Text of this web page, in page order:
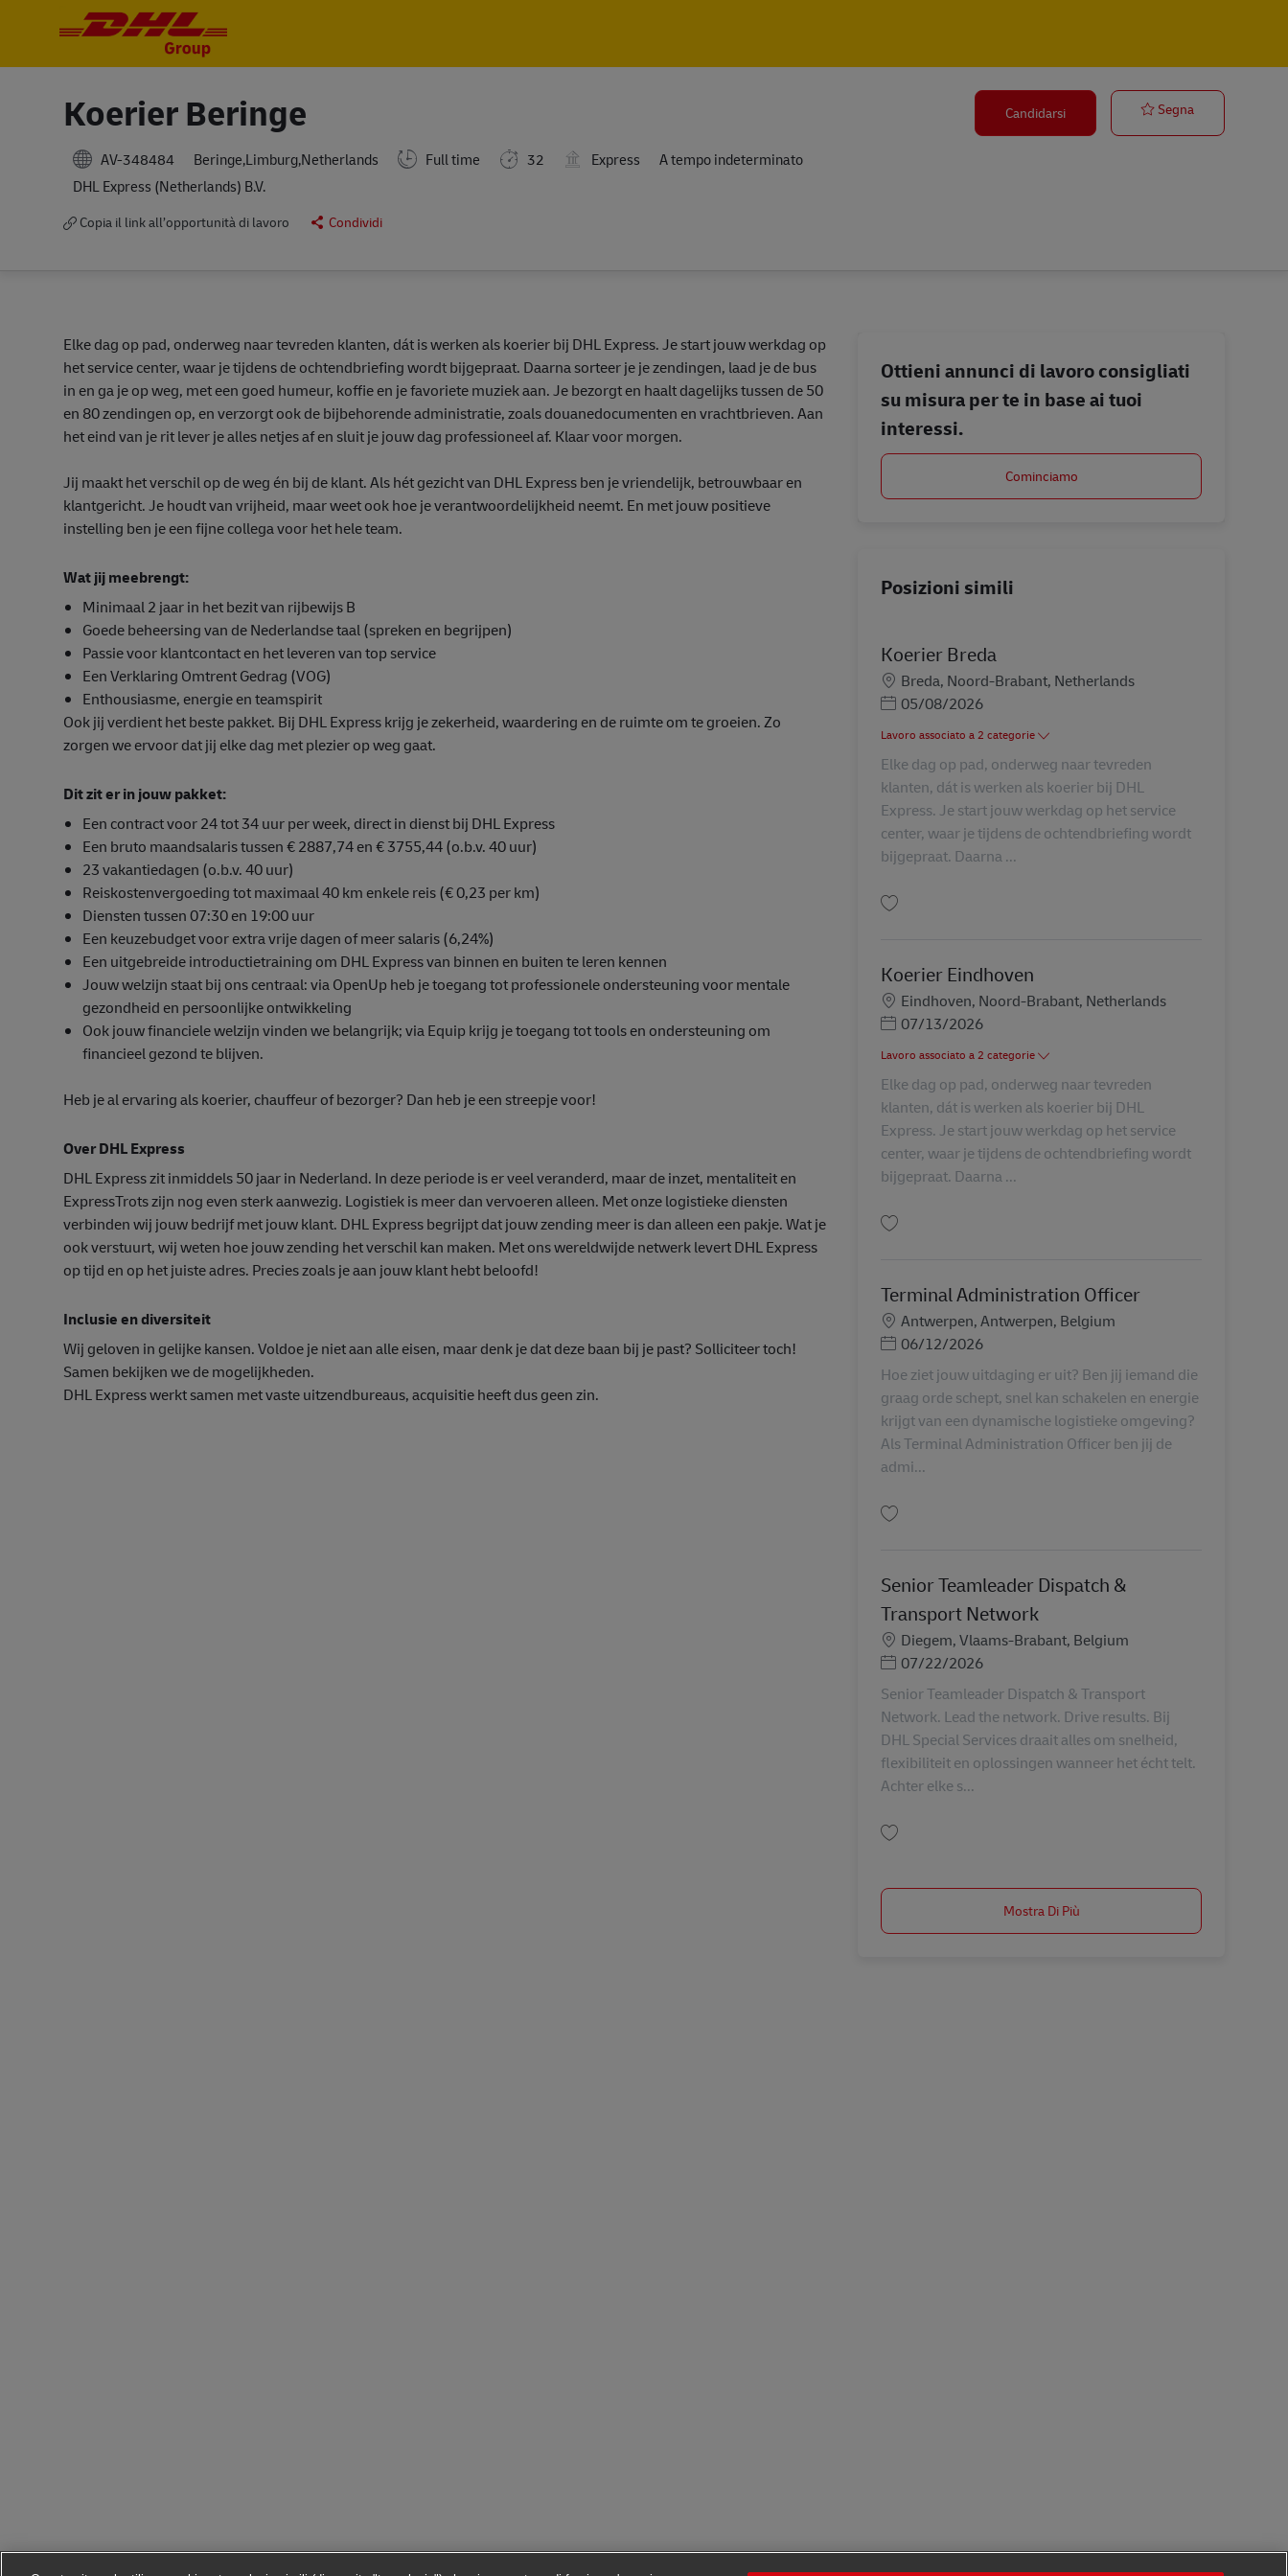
Koerier Beringe
AV-348484 Beringe,Limburg,Netherlands Full time 32 Express
A tempo indeterminato
DHL Express (Netherlands) B.V.
Copia il link all’opportunità di lavoro Condividi
Candidarsi SegnaKoerier
Elke dag op pad, onderweg naar tevreden klanten, dát is werken als koerier bij DHL Express. Je start jouw werkdag op
het service center, waar je tijdens de ochtendbriefing wordt bijgepraat. Daarna sorteer je je zendingen, laad je de bus
in en ga je op weg, met een goed humeur, koffie en je favoriete muziek aan. Je bezorgt en haalt dagelijks tussen de 50
en 80 zendingen op, en verzorgt ook de bijbehorende administratie, zoals douanedocumenten en vrachtbrieven. Aan
het eind van je rit lever je alles netjes af en sluit je jouw dag professioneel af. Klaar voor morgen.
Jij maakt het verschil op de weg én bij de klant. Als hét gezicht van DHL Express ben je vriendelijk, betrouwbaar en
klantgericht. Je houdt van vrijheid, maar weet ook hoe je verantwoordelijkheid neemt. En met jouw positieve
instelling ben je een fijne collega voor het hele team.
Wat jij meebrengt:
Minimaal 2 jaar in het bezit van rijbewijs B
Goede beheersing van de Nederlandse taal (spreken en begrijpen)
Passie voor klantcontact en het leveren van top service
Een Verklaring Omtrent Gedrag (VOG)
Enthousiasme, energie en teamspirit
Ook jij verdient het beste pakket. Bij DHL Express krijg je zekerheid, waardering en de ruimte om te groeien. Zo
zorgen we ervoor dat jij elke dag met plezier op weg gaat.
Dit zit er in jouw pakket:
Een contract voor 24 tot 34 uur per week, direct in dienst bij DHL Express
Een bruto maandsalaris tussen€ 2887,74 en € 3755,44(o.b.v. 40 uur)
23 vakantiedagen (o.b.v. 40 uur)
Reiskostenvergoeding tot maximaal 40 km enkele reis (€ 0,23 per km)
Diensten tussen 07:30 en 19:00 uur
Een keuzebudget voor extra vrije dagen of meer salaris (6,24%)
Een uitgebreide introductietraining om DHL Express van binnen en buiten te leren kennen
Jouw welzijn staat bij ons centraal: via OpenUp heb je toegang tot professionele ondersteuning voor mentale
gezondheid en persoonlijke ontwikkeling
Ook jouw financiele welzijn vinden we belangrijk; via Equip krijg je toegang tot tools en ondersteuning om
financieel gezond te blijven.
Heb je al ervaring als koerier, chauffeur of bezorger? Dan heb je een streepje voor!
Over DHL Express
DHL Express zit inmiddels 50 jaar in Nederland. In deze periode is er veel veranderd, maar de inzet, mentaliteit en
ExpressTrots zijn nog even sterk aanwezig. Logistiek is meer dan vervoeren alleen. Met onze logistieke diensten
verbinden wij jouw bedrijf met jouw klant. DHL Express begrijpt dat jouw zending meer is dan alleen een pakje. Wat je
ook verstuurt, wij weten hoe jouw zending het verschil kan maken. Met ons wereldwijde netwerk levert DHL Express
op tijd en op het juiste adres. Precies zoals je aan jouw klant hebt beloofd!
Inclusie en diversiteit
Wij geloven in gelijke kansen. Voldoe je niet aan alle eisen, maar denk je dat deze baan bij je past? Solliciteer toch!
Samen bekijken we de mogelijkheden.
DHL Express werkt samen met vaste uitzendbureaus, acquisitie heeft dus geen zin.
Ottieni annunci di lavoro consigliati
su misura per te in base ai tuoi
interessi.
Cominciamo
Posizioni simili
Koerier Breda
SedeBreda, Noord-Brabant, Netherlands
Posted Date
05/08/2026
Lavoro associato a 2 categorie
Elke dag op pad, onderweg naar tevreden
klanten, dát is werken als koerier bij DHL
Express. Je start jouw werkdag op het service
center, waar je tijdens de ochtendbriefing wordt
bijgepraat. Daarna ...
Koerier Eindhoven
SedeEindhoven, Noord-Brabant, Netherlands
Posted Date
07/13/2026
Lavoro associato a 2 categorie
Elke dag op pad, onderweg naar tevreden
klanten, dát is werken als koerier bij DHL
Express. Je start jouw werkdag op het service
center, waar je tijdens de ochtendbriefing wordt
bijgepraat. Daarna ...
Terminal Administration Officer
SedeAntwerpen, Antwerpen, Belgium
Posted Date
06/12/2026
Hoe ziet jouw uitdaging er uit? Ben jij iemand die
graag orde schept, snel kan schakelen en energie
krijgt van een dynamische logistieke omgeving?
Als Terminal Administration Officer ben jij de
admi...
Senior Teamleader Dispatch &
Transport Network
SedeDiegem, Vlaams-Brabant, Belgium
Posted Date
07/22/2026
Senior Teamleader Dispatch & Transport
Network. Lead the network. Drive results. Bij
DHL Special Services draait alles om snelheid,
flexibiliteit en oplossingen wanneer het écht telt.
Achter elke s...
Mostra Di Più